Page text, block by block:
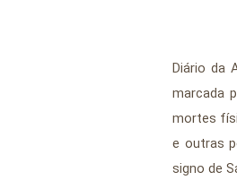
Diário da
marcada
mortes
e outras
signo de